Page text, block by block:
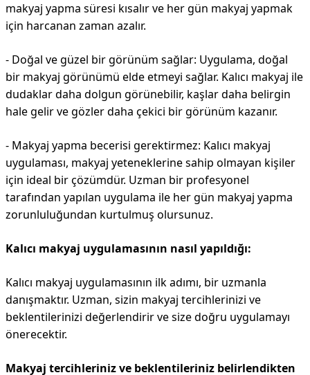
makyaj yapma süresi kısalır ve her gün makyaj yapmak
için harcanan zaman azalır.
- Doğal ve güzel bir görünüm sağlar: Uygulama, doğal
bir makyaj görünümü elde etmeyi sağlar. Kalıcı makyaj ile
dudaklar daha dolgun görünebilir, kaşlar daha belirgin
hale gelir ve gözler daha çekici bir görünüm kazanır.
- Makyaj yapma becerisi gerektirmez: Kalıcı makyaj
uygulaması, makyaj yeteneklerine sahip olmayan kişiler
için ideal bir çözümdür. Uzman bir profesyonel
tarafından yapılan uygulama ile her gün makyaj yapma
zorunluluğundan kurtulmuş olursunuz.
Kalıcı makyaj uygulamasının nasıl yapıldığı:
Kalıcı makyaj uygulamasının ilk adımı, bir uzmanla
danışmaktır. Uzman, sizin makyaj tercihlerinizi ve
beklentilerinizi değerlendirir ve size doğru uygulamayı
önerecektir.
Makyaj tercihleriniz ve beklentileriniz belirlendikten